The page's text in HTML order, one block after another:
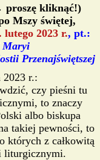
proszę kliknąć!)
Mszy świętej,
lutego 2023 r., pt.:
Maryi
Przenajświętszej
2023 r.:
czy pieśni tu
to znaczy
albo biskupa
takiej pewności, to
których z całkowitą
liturgicznymi.